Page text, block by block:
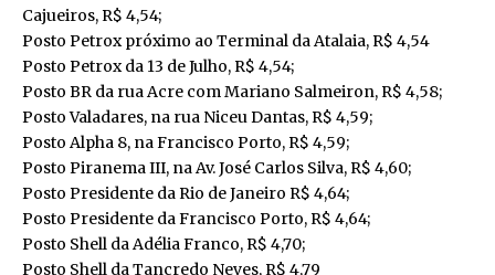
Cajueiros, R$ 4,54;
Posto Petrox próximo ao Terminal da Atalaia, R$ 4,54
Posto Petrox da 13 de Julho, R$ 4,54;
Posto BR da rua Acre com Mariano Salmeiron, R$ 4,58;
Posto Valadares, na rua Niceu Dantas, R$ 4,59;
Posto Alpha 8, na Francisco Porto, R$ 4,59;
Posto Piranema III, na Av. José Carlos Silva, R$ 4,60;
Posto Presidente da Rio de Janeiro R$ 4,64;
Posto Presidente da Francisco Porto, R$ 4,64;
Posto Shell da Adélia Franco, R$ 4,70;
Posto Shell da Tancredo Neves, R$ 4,79